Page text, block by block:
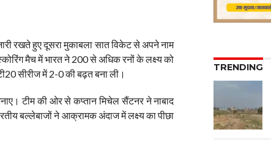
रखते हुए दूसरा मुकाबला सात विकेट से अपने नाम
मैच में भारत ने 200 से अधिक रनों के लक्ष्य को
सीरीज में 2-0 की बढ़त बना ली।
टीम की ओर से कप्तान मिचेल सैंटनर ने नाबाद
बल्लेबाजों ने आक्रामक अंदाज में लक्ष्य का पीछा
TRENDING